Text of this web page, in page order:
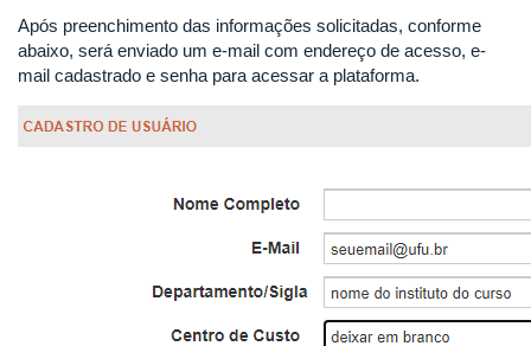
Após preenchimento das informações solicitadas, conforme
abaixo, será enviado um e-mail com endereço de acesso, e-
mail cadastrado e senha para acessar a plataforma.